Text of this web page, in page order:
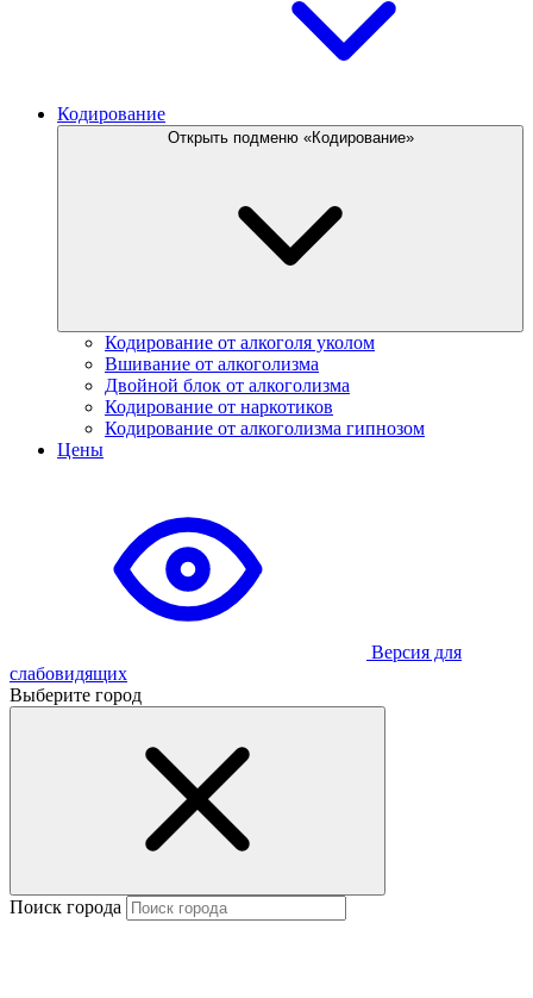
Кодирование
Открыть подменю «Кодирование»
Кодирование от алкоголя уколом
Вшивание от алкоголизма
Двойной блок от алкоголизма
Кодирование от наркотиков
Кодирование от алкоголизма гипнозом
Цены
Версия для
слабовидящих
Выберите город
Поиск города